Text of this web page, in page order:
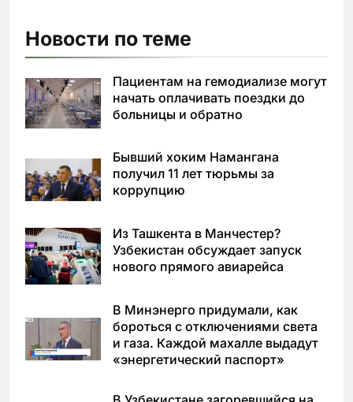
Новости по теме
Пациентам на гемодиализе могут
начать оплачивать поездки до
больницы и обратно
Бывший хоким Намангана
получил 11 лет тюрьмы за
коррупцию
Из Ташкента в Манчестер?
Узбекистан обсуждает запуск
нового прямого авиарейса
В Минэнерго придумали, как
бороться с отключениями света
и газа. Каждой махалле выдадут
«энергетический паспорт»